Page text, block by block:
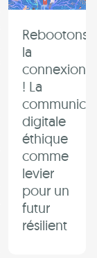
Rebootons
la
connexion
! La
digitale
éthique
comme
levier
pour un
futur
résilient